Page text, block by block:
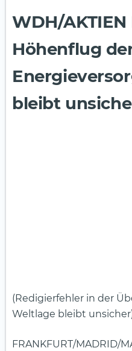
WDH/AKTIEN
Höhenflug
bleibt
(Redigierfehler in der
Weltlage bleibt
FRANKFURT/MADRID/